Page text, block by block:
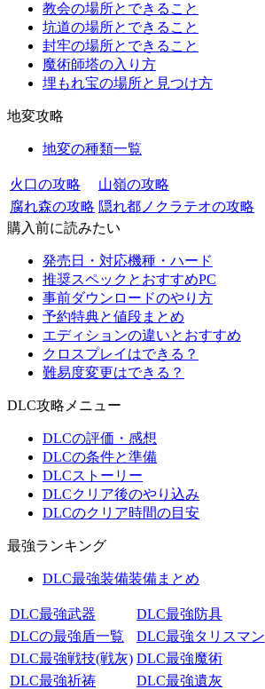
教会の場所とできること
坑道の場所とできること
封牢の場所とできること
魔術師塔の入り方
埋もれ宝の場所と見つけ方
地変攻略
地変の種類一覧
火口の攻略
山嶺の攻略
腐れ森の攻略 隠れ都ノクラテオの攻略
購入前に読みたい
発売日・対応機種・ハード
推奨スペックとおすすめPC
事前ダウンロードのやり方
予約特典と値段まとめ
エディションの違いとおすすめ
クロスプレイはできる？
難易度変更はできる？
DLC攻略メニュー
DLCの評価・感想
DLCの条件と準備
DLCストーリー
DLCクリア後のやり込み
DLCのクリア時間の目安
最強ランキング
DLC最強装備装備まとめ
DLC最強武器
DLC最強防具
DLCの最強盾一覧
DLC最強タリスマン
DLC最強戦技(戦灰) DLC最強魔術
DLC最強祈祷
DLC最強遺灰